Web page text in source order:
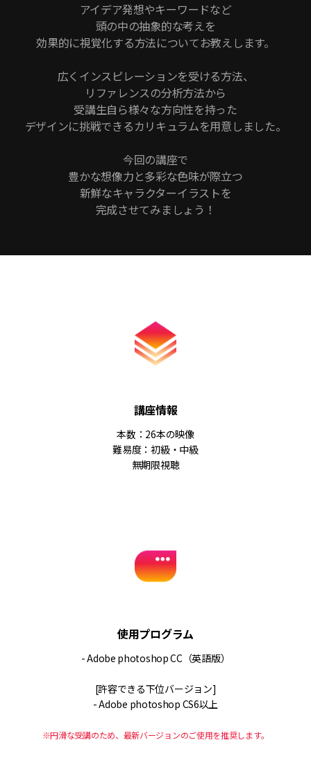
アイデア発想やキーワードなど
頭の中の抽象的な考えを
効果的に視覚化する方法についてお教えします。
広くインスピレーションを受ける方法、
リファレンスの分析方法から
受講生自ら様々な方向性を持った
デザインに挑戦できるカリキュラムを用意しました。
今回の講座で
豊かな想像力と多彩な色味が際立つ
新鮮なキャラクターイラストを
完成させてみましょう！
講座情報
本数：26本の映像
難易度：初級・中級
無期限視聴
使用プログラム
- Adobe photoshop CC（英語版）
[許容できる下位バージョン]
- Adobe photoshop CS6以上
※円滑な受講のため、最新バージョンのご使用を推奨します。